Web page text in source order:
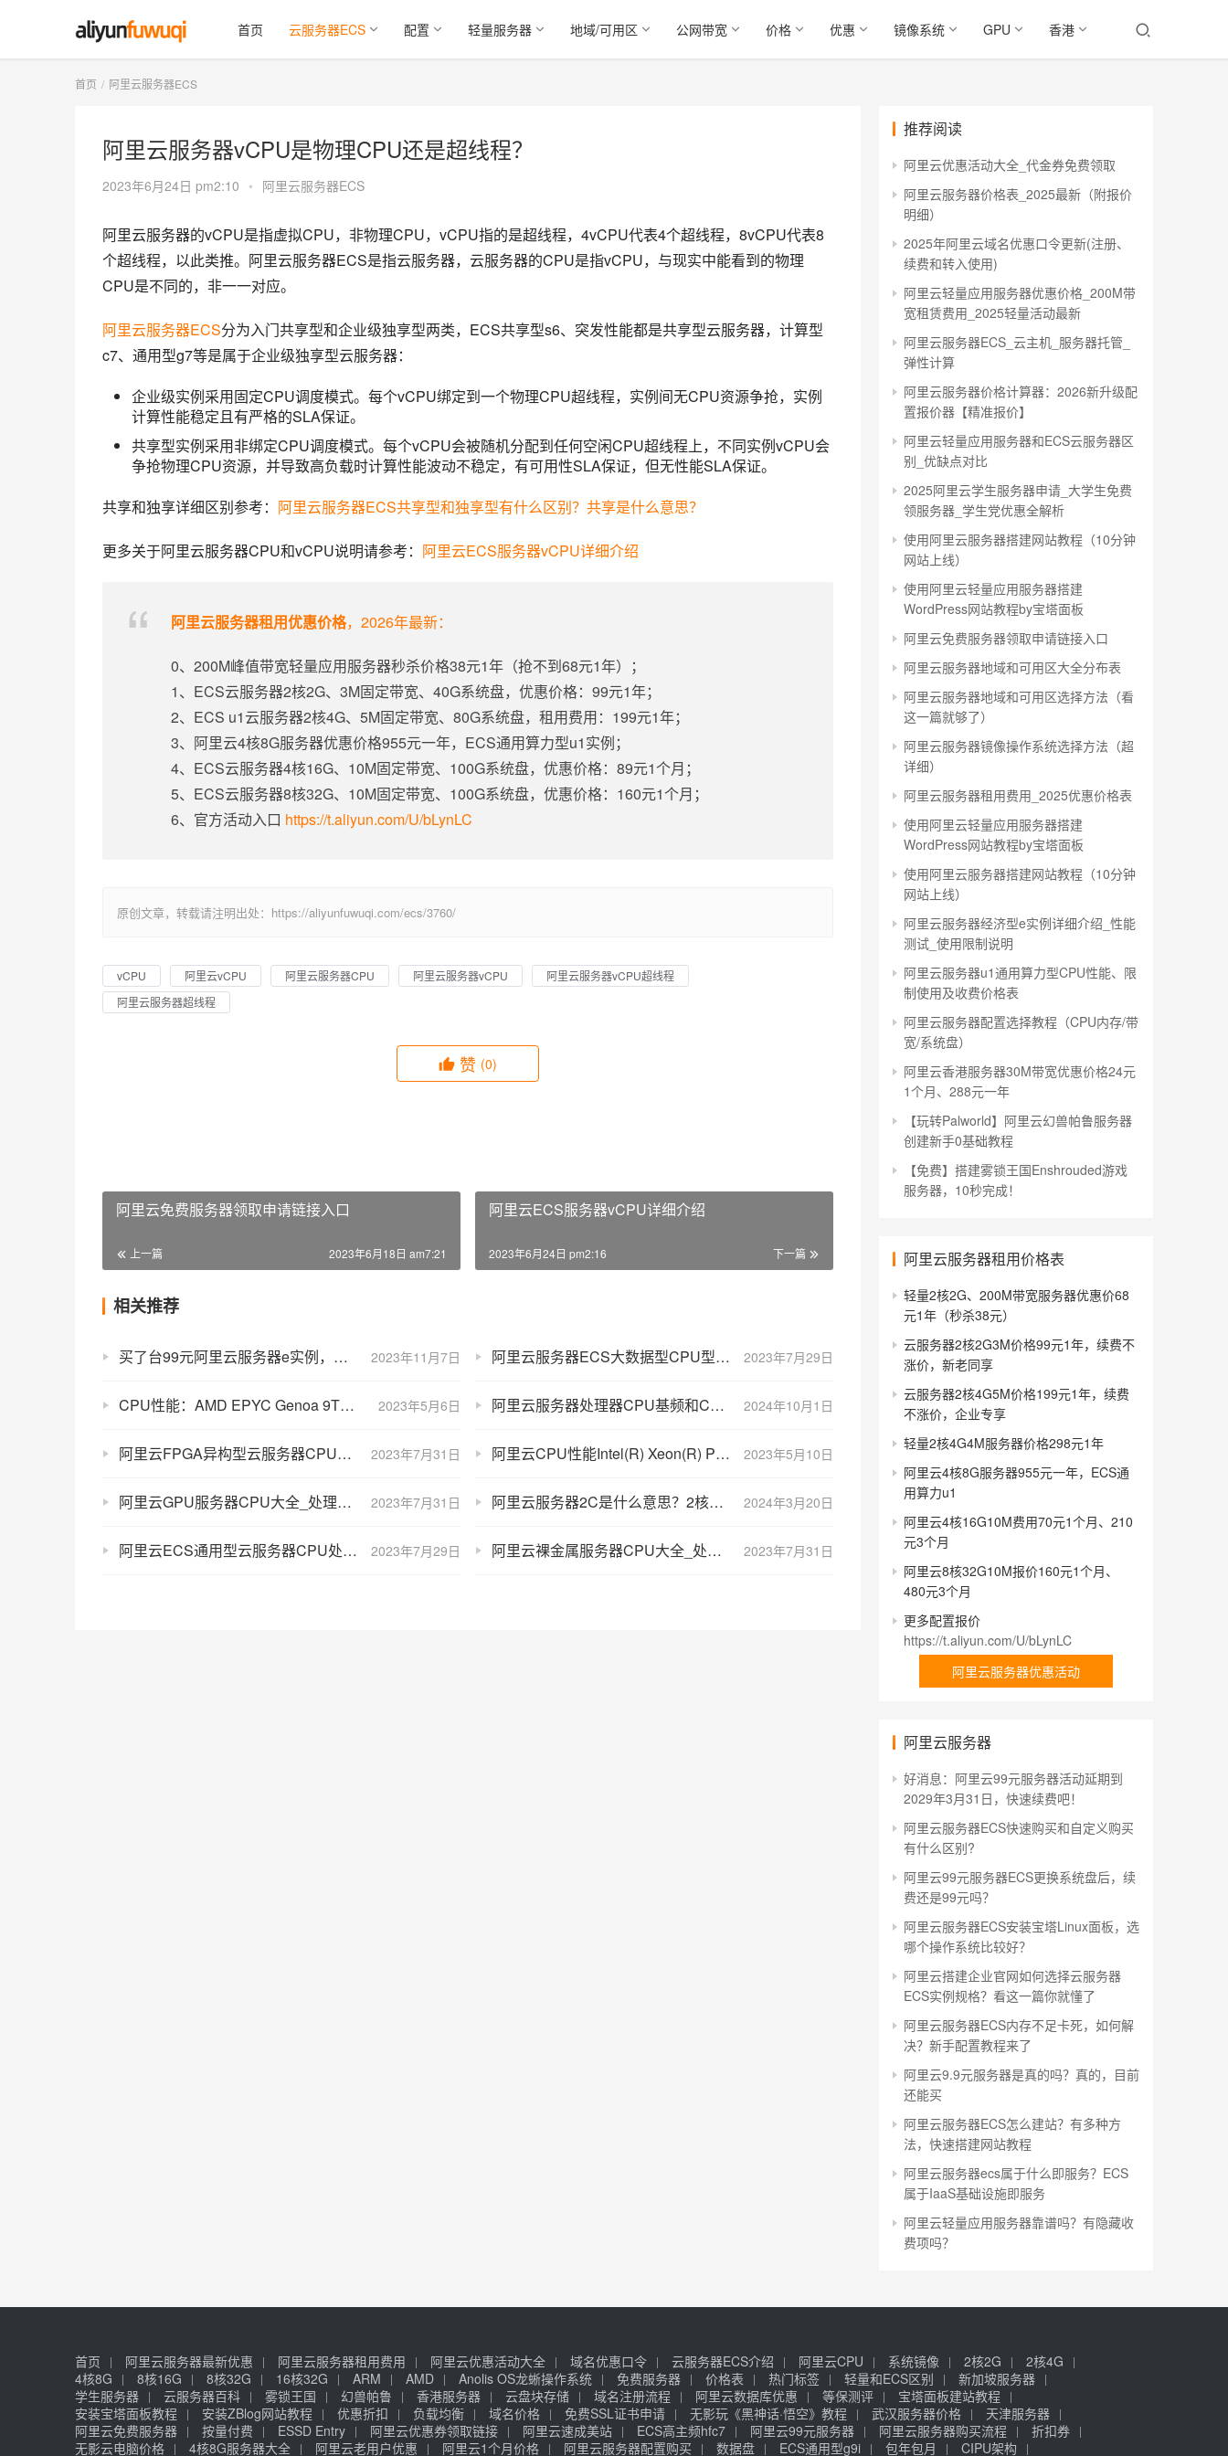
首页 云服务器ECS 配置 轻量服务器 地域/可用区 公网带宽 价格 优惠 镜像系统 GPU 香港
首页 阿里云服务器ECS
阿里云服务器vCPU是物理CPU还是超线程？
2023年6月24日 pm2:10 • 阿里云服务器ECS
阿里云服务器的vCPU是指虚拟CPU，非物理CPU，vCPU指的是超线程，4vCPU代表4个超线程，8vCPU代表8
个超线程，以此类推。阿里云服务器ECS是指云服务器，云服务器的CPU是指vCPU，与现实中能看到的物理
CPU是不同的，非一一对应。
阿里云服务器ECS分为入门共享型和企业级独享型两类，ECS共享型s6、突发性能都是共享型云服务器，计算型
c7、通用型g7等是属于企业级独享型云服务器：
企业级实例采用固定CPU调度模式。每个vCPU绑定到一个物理CPU超线程，实例间无CPU资源争抢，实例
计算性能稳定且有严格的SLA保证。
共享型实例采用非绑定CPU调度模式。每个vCPU会被随机分配到任何空闲CPU超线程上，不同实例vCPU会
争抢物理CPU资源，并导致高负载时计算性能波动不稳定，有可用性SLA保证，但无性能SLA保证。
共享和独享详细区别参考： 阿里云服务器ECS共享型和独享型有什么区别？共享是什么意思？
更多关于阿里云服务器CPU和vCPU说明请参考： 阿里云ECS服务器vCPU详细介绍
阿里云服务器租用优惠价格，2026年最新：
0、200M峰值带宽轻量应用服务器秒杀价格38元1年（抢不到68元1年）；
1、ECS云服务器2核2G、3M固定带宽、40G系统盘，优惠价格：99元1年；
2、ECS u1云服务器2核4G、5M固定带宽、80G系统盘，租用费用：199元1年；
3、阿里云4核8G服务器优惠价格955元一年，ECS通用算力型u1实例；
4、ECS云服务器4核16G、10M固定带宽、100G系统盘，优惠价格：89元1个月；
5、ECS云服务器8核32G、10M固定带宽、100G系统盘，优惠价格：160元1个月；
6、官方活动入口 https://t.aliyun.com/U/bLynLC
原创文章，转载请注明出处：https://aliyunfuwuqi.com/ecs/3760/
vCPU 阿里云vCPU 阿里云服务器CPU 阿里云服务器vCPU
阿里云服务器vCPU超线程
阿里云服务器超线程
赞 (0)
阿里云免费服务器领取申请链接入口
上一篇 2023年6月18日 am7:21
阿里云ECS服务器vCPU详细介绍
下一篇
2023年6月24日 pm2:16
相关推荐
2023年11月7日
买了台99元阿里云服务器e实例，给大家看看CPU型号信息！ 2023年7月29日
阿里云服务器ECS大数据型CPU型号、处理器主频性能说明
2023年5月6日
CPU性能：AMD EPYC Genoa 9T34处理器主频3.4 GHz 2024年10月1日
阿里云服务器处理器CPU基频和CPU睿频有什么区别？
2023年7月31日
阿里云FPGA异构型云服务器CPU大全_处理器主频性能 2023年5月10日
阿里云CPU性能Intel(R) Xeon(R) Platinum处理器2.5 GHz主频
2023年7月31日
阿里云GPU服务器CPU大全_处理器主频性能汇总 2024年3月20日
阿里云服务器2C是什么意思？2核或2H？
2023年7月29日
阿里云ECS通用型云服务器CPU处理器大全g8a/g7/g6等 2023年7月31日
阿里云裸金属服务器CPU大全_处理器主频性能说明
推荐阅读
阿里云优惠活动大全_代金券免费领取
阿里云服务器价格表_2025最新（附报价
明细）
2025年阿里云域名优惠口令更新(注册、
续费和转入使用)
阿里云轻量应用服务器优惠价格_200M带
宽租赁费用_2025轻量活动最新
阿里云服务器ECS_云主机_服务器托管_
弹性计算
阿里云服务器价格计算器：2026新升级配
置报价器【精准报价】
阿里云轻量应用服务器和ECS云服务器区
别_优缺点对比
2025阿里云学生服务器申请_大学生免费
领服务器_学生党优惠全解析
使用阿里云服务器搭建网站教程（10分钟
网站上线）
使用阿里云轻量应用服务器搭建
WordPress网站教程by宝塔面板
阿里云免费服务器领取申请链接入口
阿里云服务器地域和可用区大全分布表
阿里云服务器地域和可用区选择方法（看
这一篇就够了）
阿里云服务器镜像操作系统选择方法（超
详细）
阿里云服务器租用费用_2025优惠价格表
使用阿里云轻量应用服务器搭建
WordPress网站教程by宝塔面板
使用阿里云服务器搭建网站教程（10分钟
网站上线）
阿里云服务器经济型e实例详细介绍_性能
测试_使用限制说明
阿里云服务器u1通用算力型CPU性能、限
制使用及收费价格表
阿里云服务器配置选择教程（CPU内存/带
宽/系统盘）
阿里云香港服务器30M带宽优惠价格24元
1个月、288元一年
【玩转Palworld】阿里云幻兽帕鲁服务器
创建新手0基础教程
【免费】搭建雾锁王国Enshrouded游戏
服务器，10秒完成！
阿里云服务器租用价格表
轻量2核2G、200M带宽服务器优惠价68
元1年（秒杀38元）
云服务器2核2G3M价格99元1年，续费不
涨价，新老同享
云服务器2核4G5M价格199元1年，续费
不涨价，企业专享
轻量2核4G4M服务器价格298元1年
阿里云4核8G服务器955元一年，ECS通
用算力u1
阿里云4核16G10M费用70元1个月、210
元3个月
阿里云8核32G10M报价160元1个月、
480元3个月
更多配置报价
https://t.aliyun.com/U/bLynLC
阿里云服务器优惠活动
阿里云服务器
好消息：阿里云99元服务器活动延期到
2029年3月31日，快速续费吧！
阿里云服务器ECS快速购买和自定义购买
有什么区别?
阿里云99元服务器ECS更换系统盘后，续
费还是99元吗？
阿里云服务器ECS安装宝塔Linux面板，选
哪个操作系统比较好？
阿里云搭建企业官网如何选择云服务器
ECS实例规格？看这一篇你就懂了
阿里云服务器ECS内存不足卡死，如何解
决？新手配置教程来了
阿里云9.9元服务器是真的吗？真的，目前
还能买
阿里云服务器ECS怎么建站？有多种方
法，快速搭建网站教程
阿里云服务器ecs属于什么即服务？ECS
属于IaaS基础设施即服务
阿里云轻量应用服务器靠谱吗？有隐藏收
费项吗？
首页 阿里云服务器最新优惠 阿里云服务器租用费用 阿里云优惠活动大全 域名优惠口令 云服务器ECS介绍 阿里云CPU 系统镜像 2核2G
2核4G
4核8G
8核16G 8核32G 16核32G ARM AMD Anolis OS龙蜥操作系统 免费服务器 价格表 热门标签 轻量和ECS区别
新加坡服务器
学生服务器
云服务器百科 雾锁王国 幻兽帕鲁 香港服务器 云盘块存储 域名注册流程 阿里云数据库优惠 等保测评
宝塔面板建站教程
安装宝塔面板教程
安装ZBlog网站教程 优惠折扣 负载均衡 域名价格 免费SSL证书申请 无影玩《黑神话·悟空》教程 武汉服务器价格
天津服务器
阿里云免费服务器
按量付费 ESSD Entry 阿里云优惠券领取链接 阿里云速成美站 ECS高主频hfc7 阿里云99元服务器 阿里云服务器购买流程
折扣券
无影云电脑价格
4核8G服务器大全 阿里云老用户优惠 阿里云1个月价格 阿里云服务器配置购买 数据盘 ECS通用型g9i 包年包月 CIPU架构